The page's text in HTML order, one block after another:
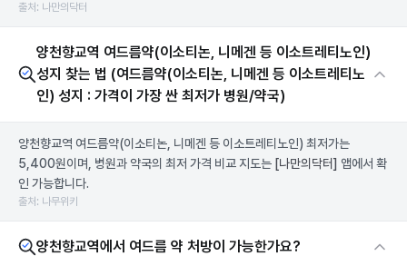
출처: 나만의닥터
양천향교역 여드름약(이소티논, 니메겐 등 이소트레티노인)
성지 찾는 법 (여드름약(이소티논, 니메겐 등 이소트레티노
인) 성지 : 가격이 가장 싼 최저가 병원/약국)
양천향교역 여드름약(이소티논, 니메겐 등 이소트레티노인) 최저가는
5,400원이며, 병원과 약국의 최저 가격 비교 지도는 [나만의닥터] 앱에서 확
인 가능합니다.
출처: 나무위키
양천향교역에서 여드름 약 처방이 가능한가요?